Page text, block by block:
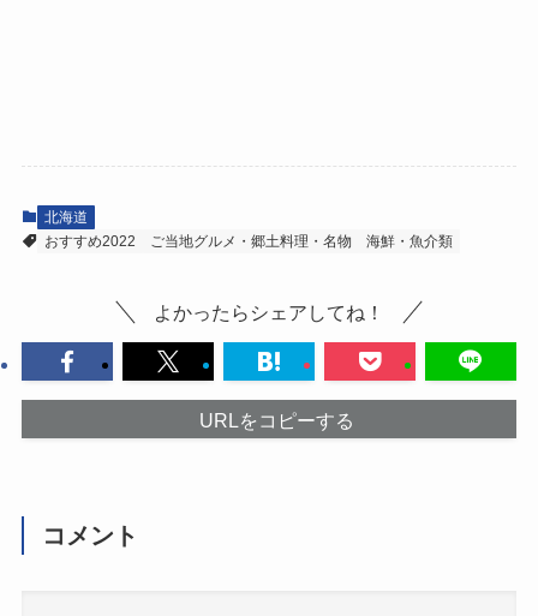
北海道
おすすめ2022
ご当地グルメ・郷土料理・名物 海鮮・魚介類
よかったらシェアしてね！
URLをコピーする
コメント